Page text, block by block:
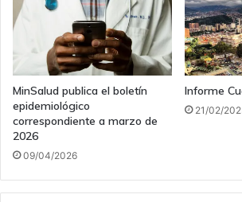
MinSalud publica el boletín
epidemiológico
correspondiente a marzo de
2026
09/04/2026
Informe
21/02/